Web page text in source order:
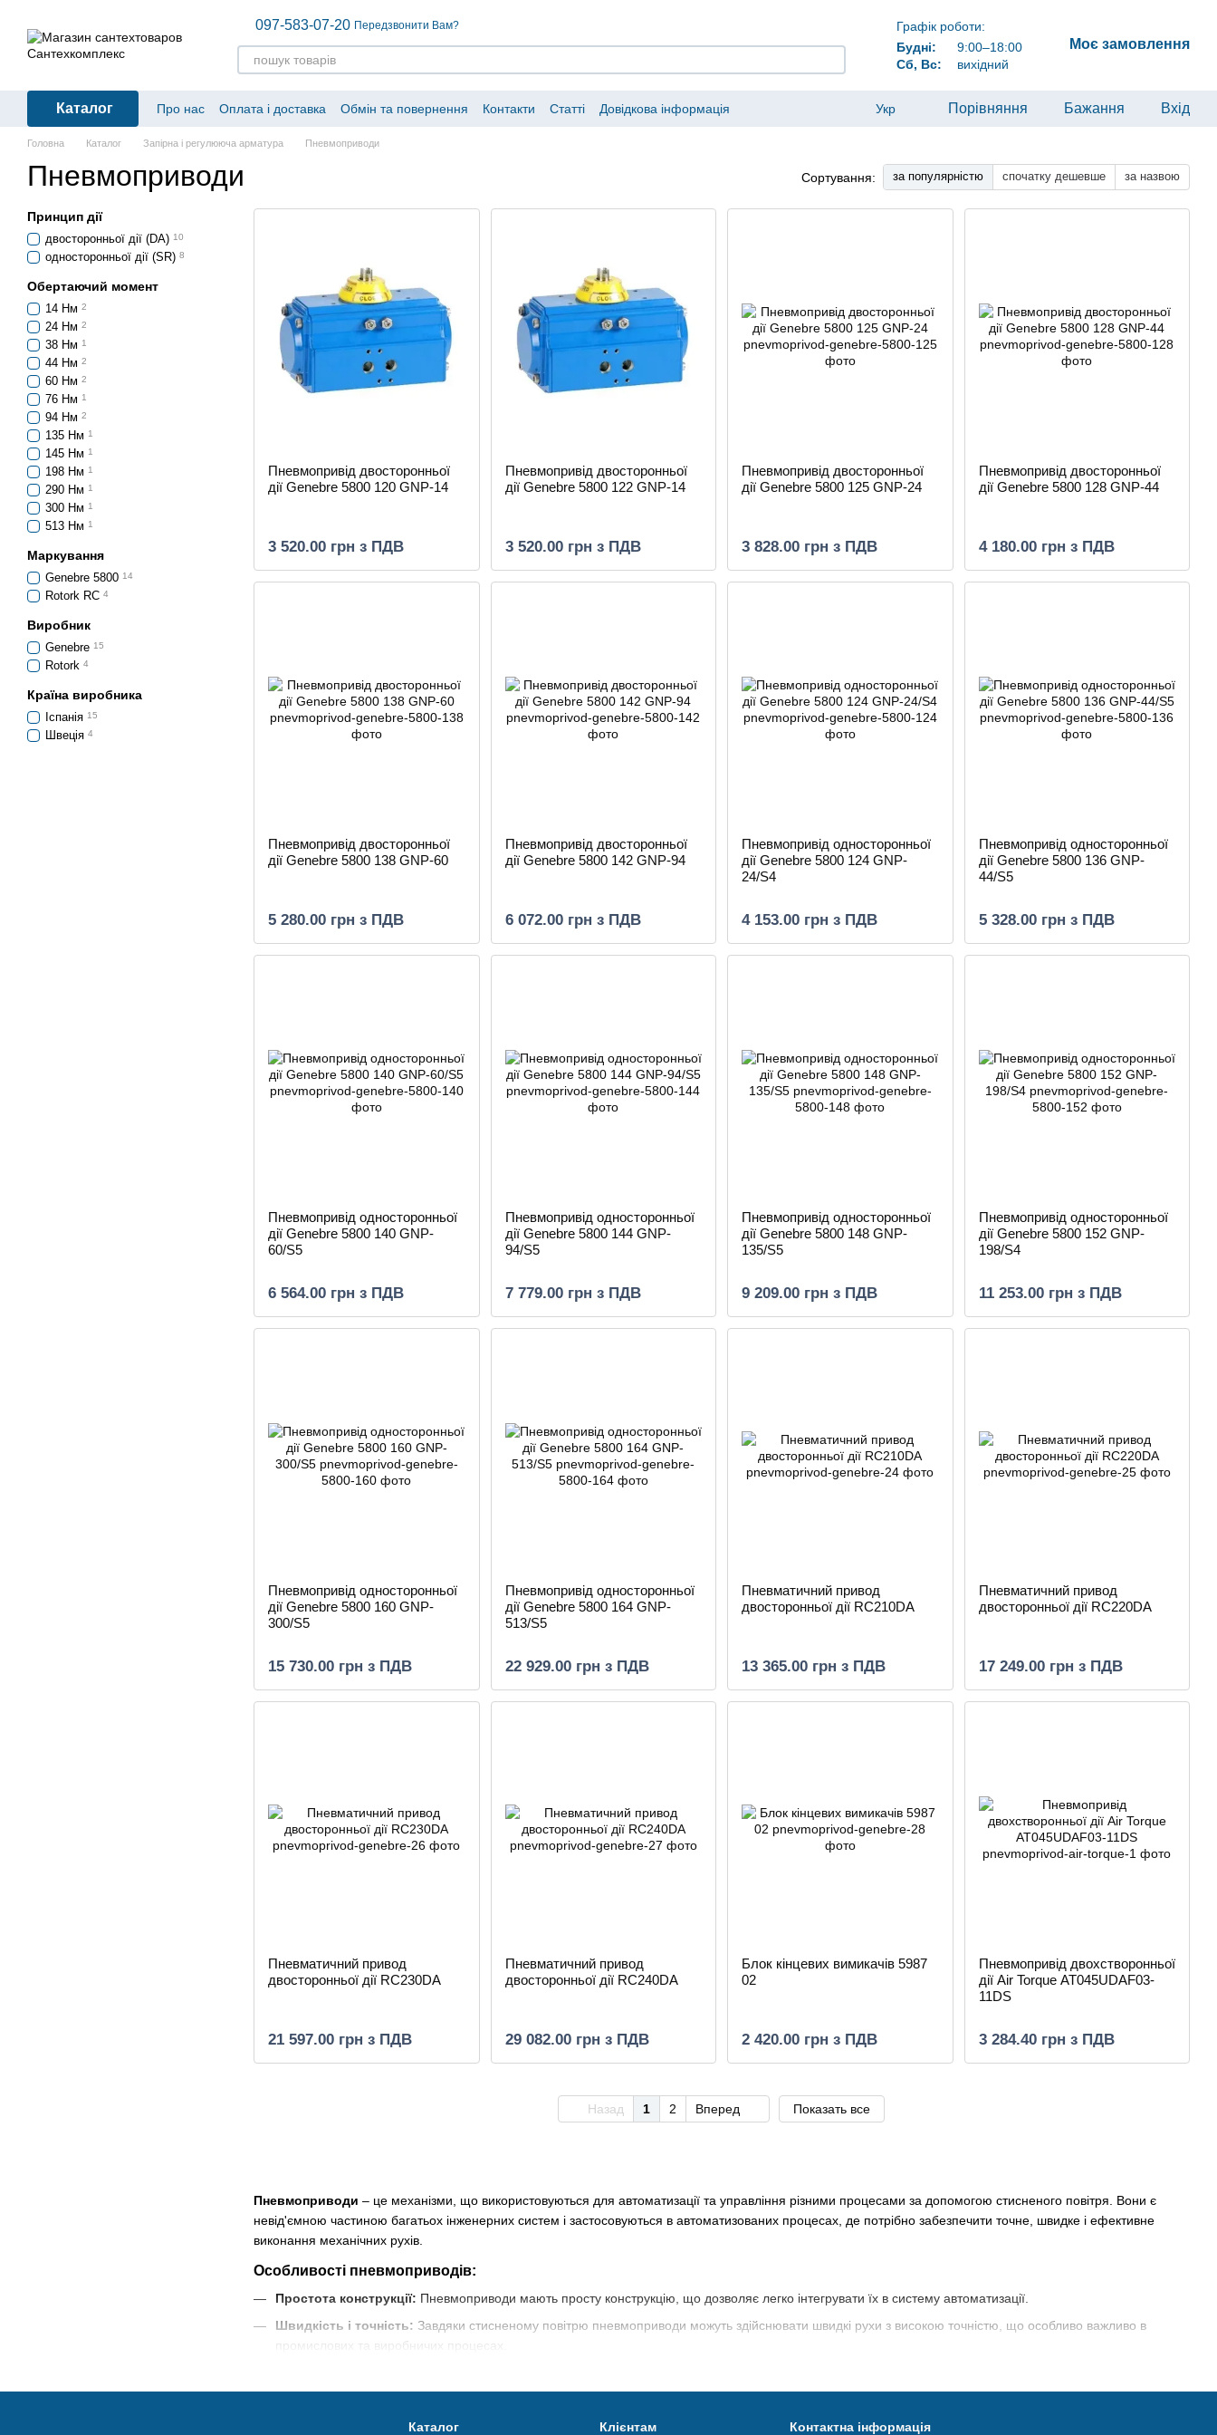
097-583-07-20 Передзвонити Вам?
Графік роботи:
Будні:
9:00–18:00
Сб, Вс:
вихідний
Моє замовлення
Каталог Про нас Оплата і доставка Обмін та повернення Контакти Статті Довідкова інформація Укр Порівняння Бажання Вхід
Головна Каталог Запірна і регулююча арматура Пневмоприводи
Пневмоприводи Сортування: за популярністю спочатку дешевше за назвою
Пневмоприводи – це механізми, що використовуються для автоматизації та управління різними процесами за допомогою стисненого повітря. Вони є
невід'ємною частиною багатьох інженерних систем і застосовуються в автоматизованих процесах, де потрібно забезпечити точне, швидке і ефективне
виконання механічних рухів.
Особливості пневмоприводів:
Простота конструкції: Пневмоприводи мають просту конструкцію, що дозволяє легко інтегрувати їх в систему автоматизації.
Швидкість і точність: Завдяки стисненому повітрю пневмоприводи можуть здійснювати швидкі рухи з високою точністю, що особливо важливо в
промислових та виробничих процесах.
застосувань.
Мінімальна потреба в енергоспоживанні:
Пневмоприводи використовують стиснене повітря, що робить їх енергозберігаючими та економічними у
Пневмопривід двосторонньої
дії Genebre 5800 120 GNP-14
3 520.00 грн з ПДВ
Пневмопривід двосторонньої
дії Genebre 5800 122 GNP-14
3 520.00 грн з ПДВ
Пневмопривід двосторонньої
дії Genebre 5800 125 GNP-24
3 828.00 грн з ПДВ
Пневмопривід двосторонньої
дії Genebre 5800 128 GNP-44
4 180.00 грн з ПДВ
Пневмопривід двосторонньої
дії Genebre 5800 138 GNP-60
5 280.00 грн з ПДВ
Пневмопривід двосторонньої
дії Genebre 5800 142 GNP-94
6 072.00 грн з ПДВ
Пневмопривід односторонньої
дії Genebre 5800 124 GNP-
24/S4
4 153.00 грн з ПДВ
Пневмопривід односторонньої
дії Genebre 5800 136 GNP-
44/S5
5 328.00 грн з ПДВ
Пневмопривід односторонньої
дії Genebre 5800 140 GNP-
60/S5
6 564.00 грн з ПДВ
Пневмопривід односторонньої
дії Genebre 5800 144 GNP-
94/S5
7 779.00 грн з ПДВ
Пневмопривід односторонньої
дії Genebre 5800 148 GNP-
135/S5
9 209.00 грн з ПДВ
Пневмопривід односторонньої
дії Genebre 5800 152 GNP-
198/S4
11 253.00 грн з ПДВ
Пневмопривід односторонньої
дії Genebre 5800 160 GNP-
300/S5
15 730.00 грн з ПДВ
Пневмопривід односторонньої
дії Genebre 5800 164 GNP-
513/S5
22 929.00 грн з ПДВ
Пневматичний привод
двосторонньої дії RC210DA
13 365.00 грн з ПДВ
Пневматичний привод
двосторонньої дії RC220DA
17 249.00 грн з ПДВ
Пневматичний привод
двосторонньої дії RC230DA
21 597.00 грн з ПДВ
Пневматичний привод
двосторонньої дії RC240DA
29 082.00 грн з ПДВ
Блок кінцевих вимикачів 5987
02
2 420.00 грн з ПДВ
Пневмопривід двохстворонньої
дії Air Torque AT045UDAF03-
11DS
3 284.40 грн з ПДВ
Назад 1 2 Вперед Показать все
Принцип дії
двосторонньої дії (DA) 10
односторонньої дії (SR) 8
Обертаючий момент
14 Нм 2
24 Нм 2
38 Нм 1
44 Нм 2
60 Нм 2
76 Нм 1
94 Нм 2
135 Нм 1
145 Нм 1
198 Нм 1
290 Нм 1
300 Нм 1
513 Нм 1
Маркування
Genebre 5800 14
Rotork RC 4
Виробник
Genebre 15
Rotork 4
Країна виробника
Іспанія 15
Швеція 4
Каталог Клієнтам Контактна інформація